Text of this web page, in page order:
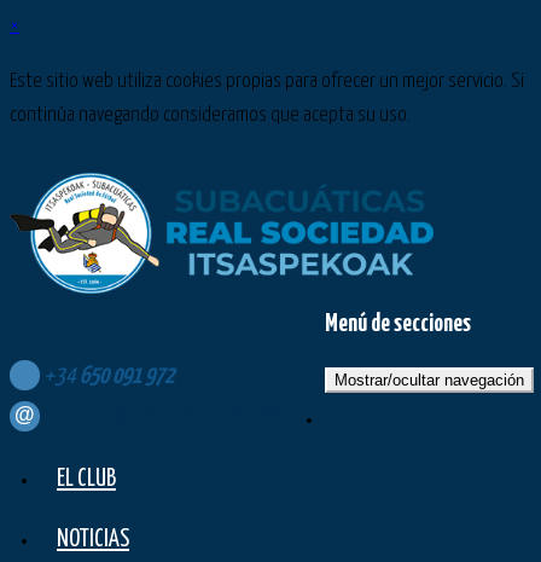
×
Este sitio web utiliza cookies propias para ofrecer un mejor servicio. Si
continúa navegando consideramos que acepta su uso.
+34 650 091 972
contacto@subacuaticasrealsociedad.com
Menú de secciones
Mostrar/ocultar navegación
EL CLUB
NOTICIAS